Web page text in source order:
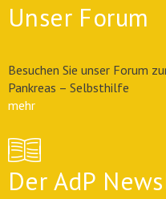
Unser Forum
Besuchen Sie unser Forum
Pankreas – Selbsthilfe
mehr
Der AdP